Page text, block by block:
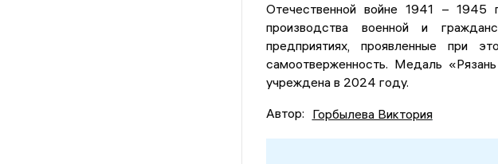
Отечественной войне 1941 – 1945
производства военной и
предприятиях, проявленные при
самоотверженность. Медаль
учреждена в 2024 году.
Автор: Горбылева Виктория